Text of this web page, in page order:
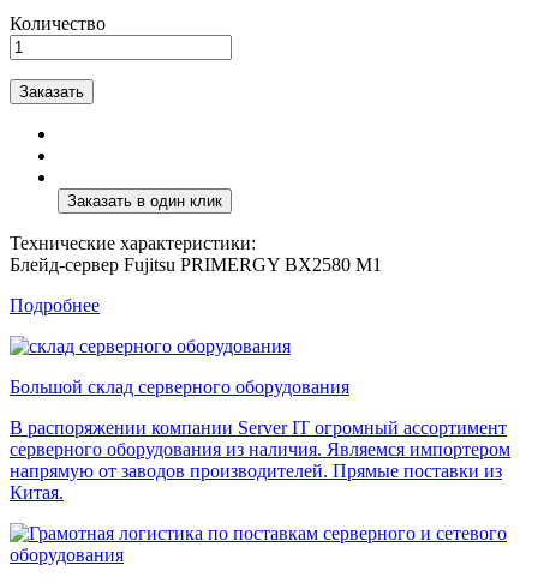
Количество
Заказать
Технические характеристики:
Блейд-сервер Fujitsu PRIMERGY BX2580 M1
Подробнее
Большой склад серверного оборудования
В распоряжении компании Server IT огромный ассортимент
серверного оборудования из наличия. Являемся импортером
напрямую от заводов производителей. Прямые поставки из
Китая.